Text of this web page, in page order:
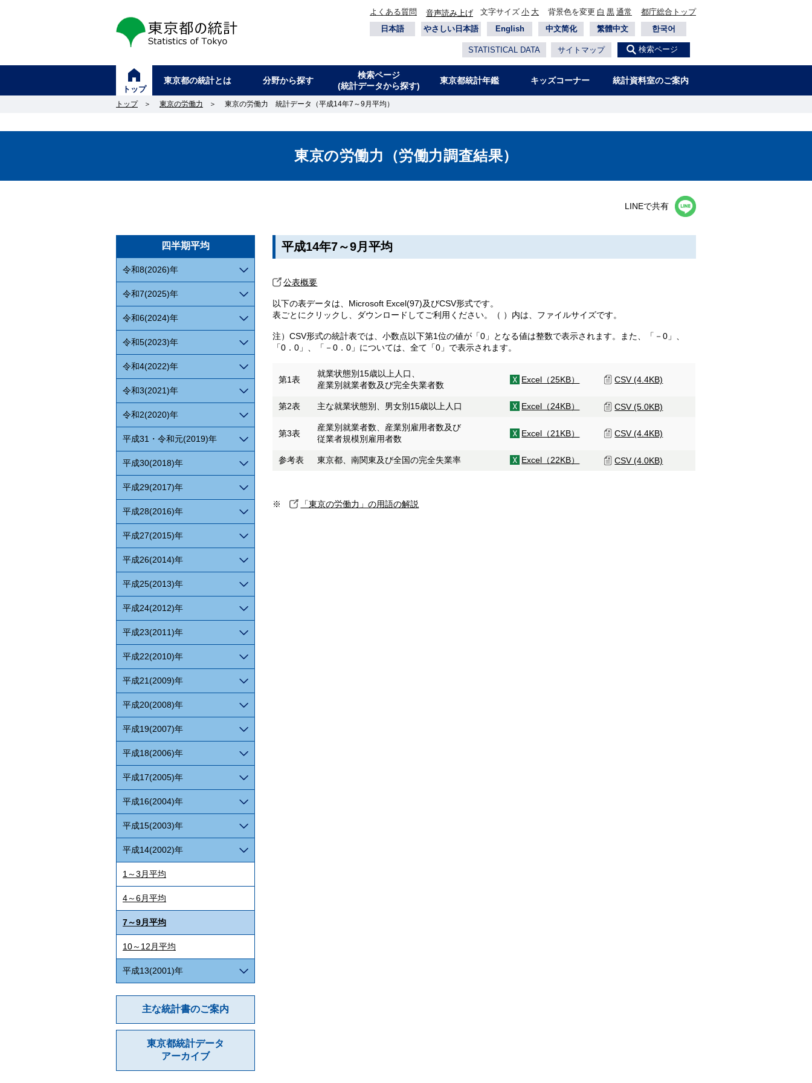
東京都の統計
よくある質問 音声読み上げ 文字サイズ 小 大 背景色を変更 白 黒 通常
都庁総合トップ
日本語
やさしい日本語 English 中文简化 繁體中文 한국어
STATISTICAL DATA サイトマップ 検索ページ
トップ
東京都の統計とは 分野から探す
検索ページ
(統計データから探す)
東京都統計年鑑 キッズコーナー 統計資料室のご案内
トップ ＞ 東京の労働力 ＞ 東京の労働力 統計データ（平成14年7～9月平均）
東京の労働力（労働力調査結果）
LINEで共有
四半期平均
令和8(2026)年
令和7(2025)年
令和6(2024)年
令和5(2023)年
令和4(2022)年
令和3(2021)年
令和2(2020)年
平成31・令和元(2019)年
平成30(2018)年
平成29(2017)年
平成28(2016)年
平成27(2015)年
平成26(2014)年
平成25(2013)年
平成24(2012)年
平成23(2011)年
平成22(2010)年
平成21(2009)年
平成20(2008)年
平成19(2007)年
平成18(2006)年
平成17(2005)年
平成16(2004)年
平成15(2003)年
平成14(2002)年
1～3月平均
4～6月平均
7～9月平均
10～12月平均
平成13(2001)年
主な統計書のご案内
東京都統計データ
アーカイブ
平成14年7～9月平均
公表概要
以下の表データは、Microsoft Excel(97)及びCSV形式です。
表ごとにクリックし、ダウンロードしてご利用ください。（ ）内は、ファイルサイズです。
注）CSV形式の統計表では、小数点以下第1位の値が「0」となる値は整数で表示されます。また、「－0」、
「0．0」、「－0．0」については、全て「0」で表示されます。
第1表
就業状態別15歳以上人口、
産業別就業者数及び完全失業者数
Excel（25KB） CSV (4.4KB)
第2表 主な就業状態別、男女別15歳以上人口 Excel（24KB） CSV (5.0KB)
第3表
産業別就業者数、産業別雇用者数及び
従業者規模別雇用者数
Excel（21KB） CSV (4.4KB)
参考表 東京都、南関東及び全国の完全失業率 Excel（22KB） CSV (4.0KB)
※ 「東京の労働力」の用語の解説